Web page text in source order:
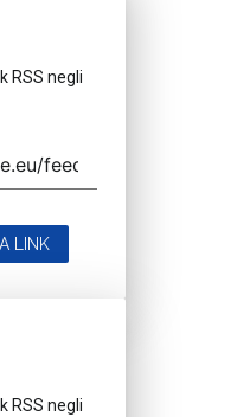
RSS negli
LINK
RSS negli